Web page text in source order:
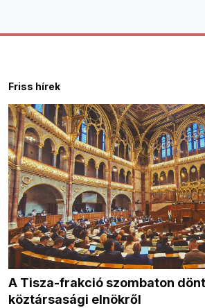
Friss hírek
A Tisza-frakció szombaton
köztársasági elnökről